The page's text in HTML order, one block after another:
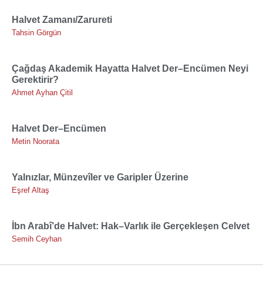
Halvet Zamanı/Zarureti
Tahsin Görgün
Çağdaş Akademik Hayatta Halvet Der–Encümen Neyi
Gerektirir?
Ahmet Ayhan Çitil
Halvet Der–Encümen
Metin Noorata
Yalnızlar, Münzevîler ve Garipler Üzerine
Eşref Altaş
İbn Arabî’de Halvet: Hak–Varlık ile Gerçekleşen Celvet
Semih Ceyhan